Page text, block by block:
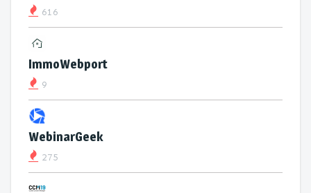
616
ImmoWebport
9
WebinarGeek
275